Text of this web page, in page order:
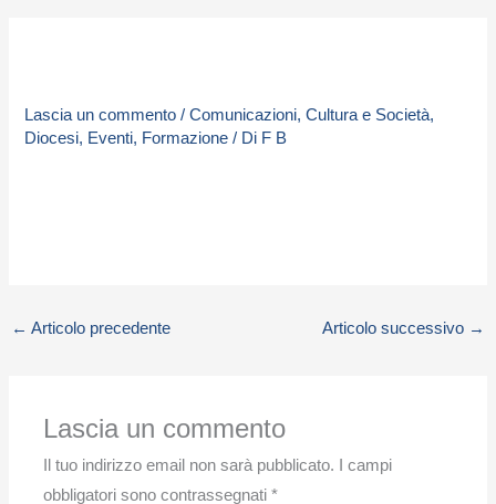
Lascia un commento /Comunicazioni,Cultura e Società,
Diocesi, Eventi, Formazione / Di F B
← Articolo precedente Articolo successivo →
Lascia un commento
Il tuo indirizzo email non sarà pubblicato.
I campi
obbligatori sono contrassegnati*